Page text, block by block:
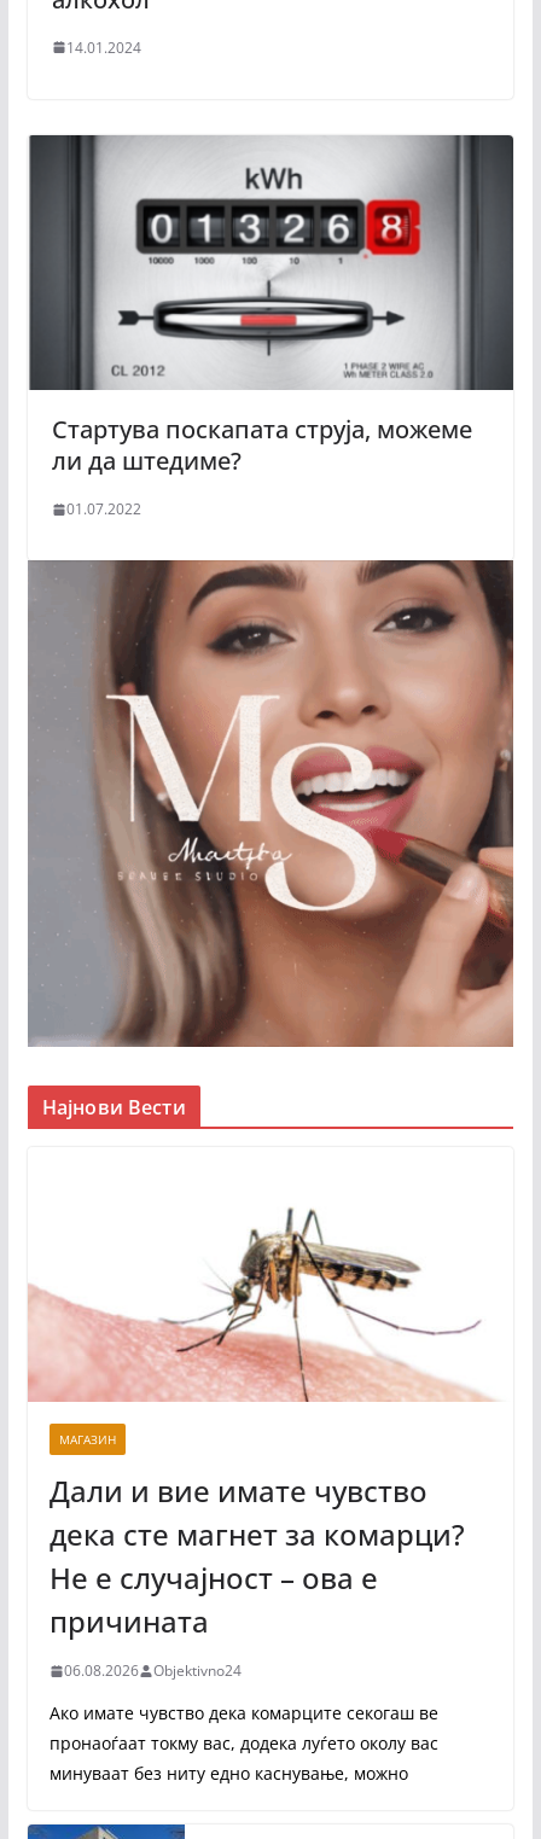
14.01.2024
Стартува поскапата струја, можеме
ли да штедиме?
01.07.2022
Најнови Вести
МАГАЗИН
Дали и вие имате чувство
дека сте магнет за комарци?
Не е случајност – ова е
причината
06.08.2026 Objektivno24
Ако имате чувство дека комарците секогаш ве
пронаоѓаат токму вас, додека луѓето околу вас
минуваат без ниту едно каснување, можно